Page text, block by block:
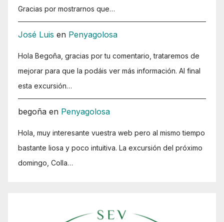
Gracias por mostrarnos que…
José Luis en Penyagolosa
Hola Begoña, gracias por tu comentario, trataremos de
mejorar para que la podáis ver más información. Al final
esta excursión…
begoña en Penyagolosa
Hola, muy interesante vuestra web pero al mismo tiempo
bastante liosa y poco intuitiva. La excursión del próximo
domingo, Colla…